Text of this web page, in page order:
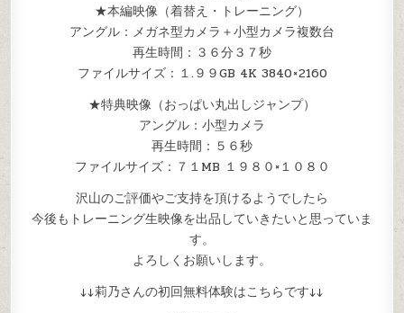
★本編映像（着替え・トレーニング）
アングル：メガネ型カメラ＋小型カメラ複数台
再生時間：３６分３７秒
ファイルサイズ：１.９９GB 4K 3840 × 2160
★特典映像（おっぱい丸出しジャンプ）
アングル：小型カメラ
再生時間：５６秒
ファイルサイズ：７１MB １９８０×１０８０
沢山のご評価やご支持を頂けるようでしたら
今後もトレーニング生映像を出品していきたいと思っていま
す。
よろしくお願いします。
↓↓莉乃さんの初回無料体験はこちらです↓↓